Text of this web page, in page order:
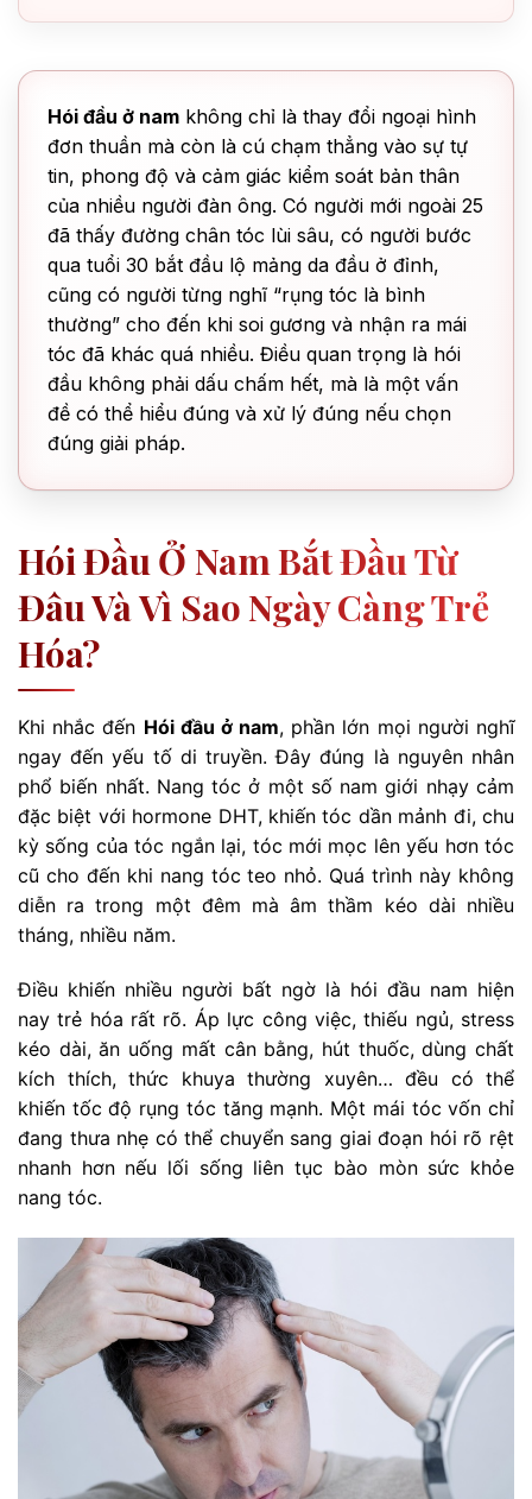
Hói đầu ở nam không chỉ là thay đổi ngoại hình
đơn thuần mà còn là cú chạm thẳng vào sự tự
tin, phong độ và cảm giác kiểm soát bản thân
của nhiều người đàn ông. Có người mới ngoài 25
đã thấy đường chân tóc lùi sâu, có người bước
qua tuổi 30 bắt đầu lộ mảng da đầu ở đỉnh,
cũng có người từng nghĩ “rụng tóc là bình
thường” cho đến khi soi gương và nhận ra mái
tóc đã khác quá nhiều. Điều quan trọng là hói
đầu không phải dấu chấm hết, mà là một vấn
đề có thể hiểu đúng và xử lý đúng nếu chọn
đúng giải pháp.
Hói Đầu Ở Nam Bắt Đầu Từ
Đâu Và Vì Sao Ngày Càng Trẻ
Hóa?
Khi nhắc đến Hói đầu ở nam, phần lớn mọi người nghĩ
ngay đến yếu tố di truyền. Đây đúng là nguyên nhân
phổ biến nhất. Nang tóc ở một số nam giới nhạy cảm
đặc biệt với hormone DHT, khiến tóc dần mảnh đi, chu
kỳ sống của tóc ngắn lại, tóc mới mọc lên yếu hơn tóc
cũ cho đến khi nang tóc teo nhỏ. Quá trình này không
diễn ra trong một đêm mà âm thầm kéo dài nhiều
tháng, nhiều năm.
Điều khiến nhiều người bất ngờ là hói đầu nam hiện
nay trẻ hóa rất rõ. Áp lực công việc, thiếu ngủ, stress
kéo dài, ăn uống mất cân bằng, hút thuốc, dùng chất
kích thích, thức khuya thường xuyên… đều có thể
khiến tốc độ rụng tóc tăng mạnh. Một mái tóc vốn chỉ
đang thưa nhẹ có thể chuyển sang giai đoạn hói rõ rệt
nhanh hơn nếu lối sống liên tục bào mòn sức khỏe
nang tóc.